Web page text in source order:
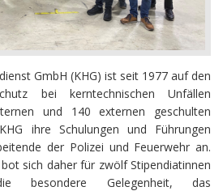
GmbH (KHG) ist seit 1977 auf den
bei kerntechnischen Unfällen
und 140 externen geschulten
ihre Schulungen und Führungen
der Polizei und Feuerwehr an.
sich daher für zwölf Stipendiatinnen
besondere Gelegenheit, das